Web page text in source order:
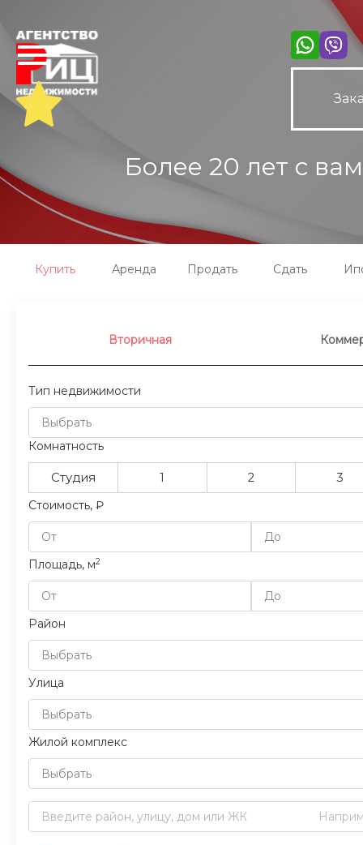
Более 20 лет с
Купить Аренда Продать Сдать
Вторичная
Тип недвижимости
Выбрать
Комнатность
Студия 1 2
3
Стоимость, ₽
Площадь, м2
Район
Выбрать
Улица
Выбрать
Жилой комплекс
Выбрать